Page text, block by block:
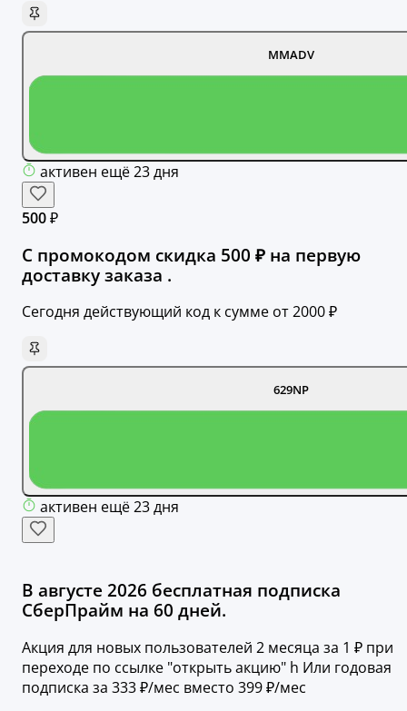
MMADV
активен ещё 23 дня
500 ₽
С промокодом скидка 500 ₽ на первую
доставку заказа .
Сегодня действующий код к сумме от 2000 ₽
629NP
активен ещё 23 дня
В августе 2026 бесплатная подписка
СберПрайм на 60 дней.
Акция для новых пользователей 2 месяца за 1 ₽ при
переходе по ссылке "открыть акцию" h Или годовая
подписка за 333 ₽/мес вместо 399 ₽/мес